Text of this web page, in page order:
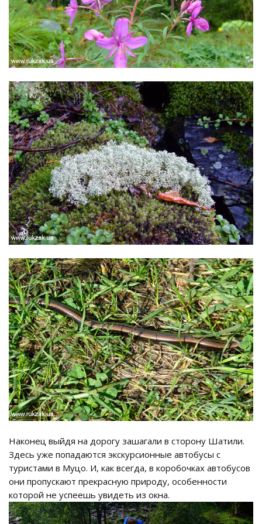
Наконец выйдя на дорогу зашагали в сторону Шатили.
Здесь уже попадаются экскурсионные автобусы с
туристами в Муцо. И, как всегда, в коробочках автобусов
они пропускают прекрасную природу, особенности
которой не успеешь увидеть из окна.